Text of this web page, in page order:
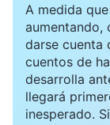
A medida
aumentando,
darse cuenta
cuentos de
desarrolla
llegará
inesperado.